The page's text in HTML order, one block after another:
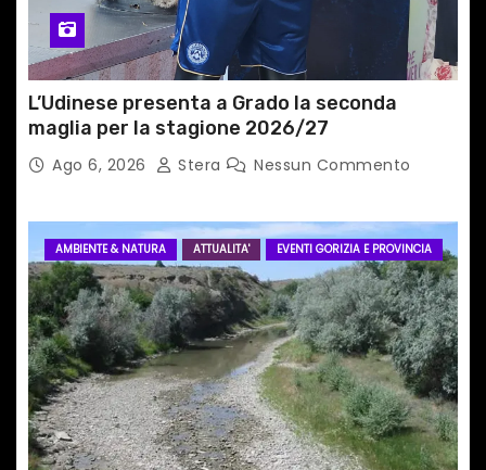
L’Udinese presenta a Grado la seconda
maglia per la stagione 2026/27
Ago 6, 2026 Stera Nessun Commento
AMBIENTE & NATURA ATTUALITA' EVENTI GORIZIA E PROVINCIA